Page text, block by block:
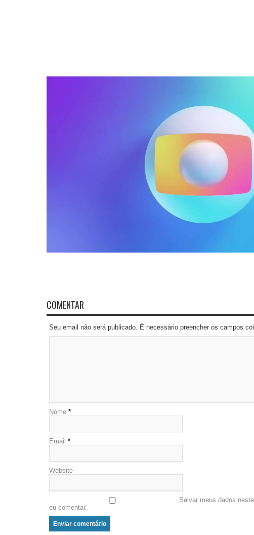
COMENTAR
Seu email não será publicado. É necessário preencher os campos
Nome *
Email *
Website
Salvar meus dados
eu comentar.